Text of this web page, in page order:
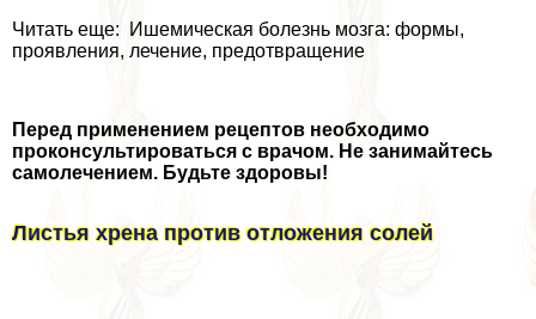
Читать еще: Ишемическая болезнь мозга: формы,
проявления, лечение, предотвращение
Перед применением рецептов необходимо
проконсультироваться с врачом. Не занимайтесь
самолечением. Будьте здоровы!
Листья хрена против отложения солей